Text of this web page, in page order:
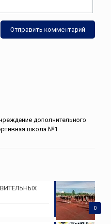
дополнительного
школа №1
0